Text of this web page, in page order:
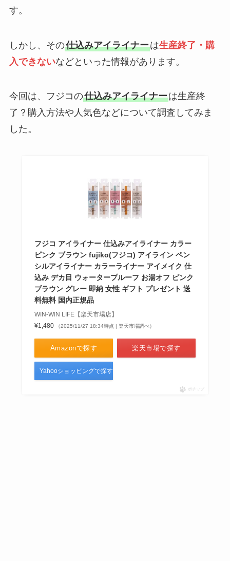
す。
しかし、その仕込みアイライナーは生産終了・購
入できないなどといった情報があります。
今回は、フジコの仕込みアイライナーは生産終
了？購入方法や人気色などについて調査してみま
した。
フジコ アイライナー 仕込みアイライナー カラー
ピンク ブラウン fujiko(フジコ) アイライン ペン
シルアイライナー カラーライナー アイメイク 仕
込み デカ目 ウォータープルーフ お湯オフ ピンク
ブラウン グレー 即納 女性 ギフト プレゼント 送
料無料 国内正規品
WIN-WIN LIFE【楽天市場店】
¥1,480
（2025/11/27 18:34時点 | 楽天市場調べ）
Amazonで探す 楽天市場で探す
Yahooショッピングで探す
ポチップ